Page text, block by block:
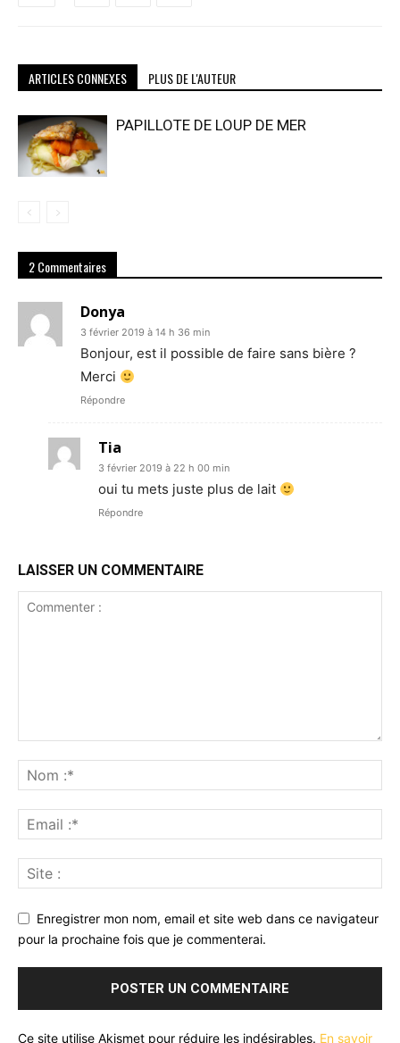
ARTICLES CONNEXES PLUS DE L'AUTEUR
PAPILLOTE DE LOUP DE MER
2 Commentaires
Donya
3 février 2019 à 14 h 36 min
Bonjour, est il possible de faire sans bière ?
Merci
Répondre
Tia
3 février 2019 à 22 h 00 min
oui tu mets juste plus de lait
Répondre
LAISSER UN COMMENTAIRE
Enregistrer mon nom, email et site web dans ce navigateur
pour la prochaine fois que je commenterai.
Ce site utilise Akismet pour réduire les indésirables. En savoir